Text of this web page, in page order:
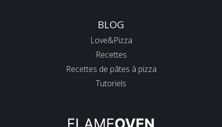
BLOG
Love&Pizza
Recettes
Recettes de pâtes à pizza
Tutoriels